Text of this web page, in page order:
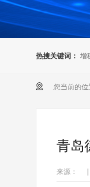
热搜关键词： 增
您当前的位
青岛
来源： |